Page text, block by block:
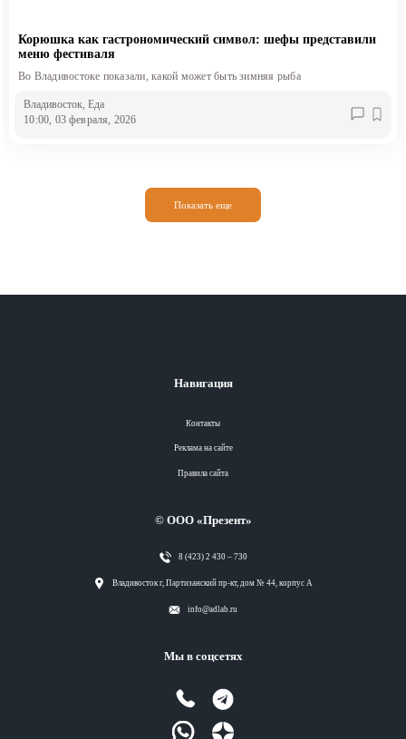
Корюшка как гастрономический символ: шефы представили
меню фестиваля
Во Владивостоке показали, какой может быть зимняя рыба
Владивосток, Еда
10:00, 03 февраля, 2026
Показать еще
Навигация
Контакты
Реклама на сайте
Правила сайта
© ООО «Презент»
8 (423) 2 430 – 730
Владивосток г, Партизанский пр-кт, дом № 44, корпус А
info@adlab.ru
Мы в соцсетях